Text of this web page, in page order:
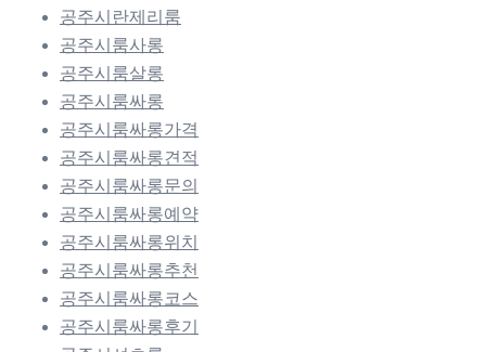
공주시란제리룸
공주시룸사롱
공주시룸살롱
공주시룸싸롱
공주시룸싸롱가격
공주시룸싸롱견적
공주시룸싸롱문의
공주시룸싸롱예약
공주시룸싸롱위치
공주시룸싸롱추천
공주시룸싸롱코스
공주시룸싸롱후기